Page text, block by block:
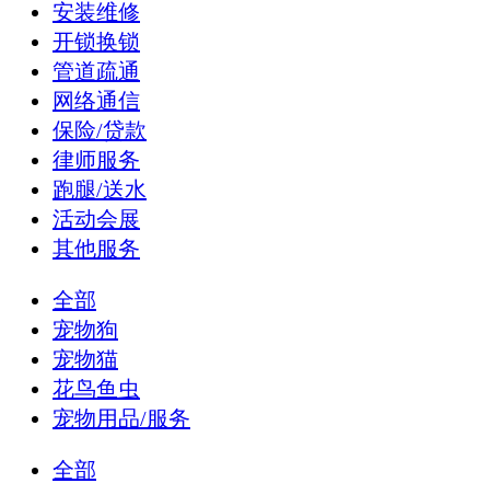
安装维修
开锁换锁
管道疏通
网络通信
保险/贷款
律师服务
跑腿/送水
活动会展
其他服务
全部
宠物狗
宠物猫
花鸟鱼虫
宠物用品/服务
全部